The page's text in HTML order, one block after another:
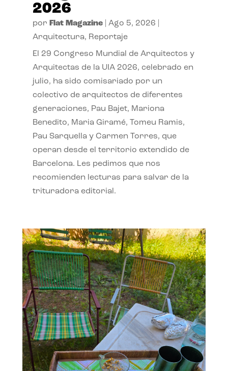
2026
por Flat Magazine| Ago 5, 2026
Arquitectura, Reportaje
El 29 Congreso Mundial de Arquitectos y
Arquitectas de la UIA 2026, celebrado en
julio, ha sido comisariado por un
colectivo de arquitectos de diferentes
generaciones, Pau Bajet, Mariona
Benedito, Maria Giramé, Tomeu Ramis,
Pau Sarquella y Carmen Torres, que
operan desde el territorio extendido de
Barcelona. Les pedimos que nos
recomienden lecturas para salvar de la
trituradora editorial.